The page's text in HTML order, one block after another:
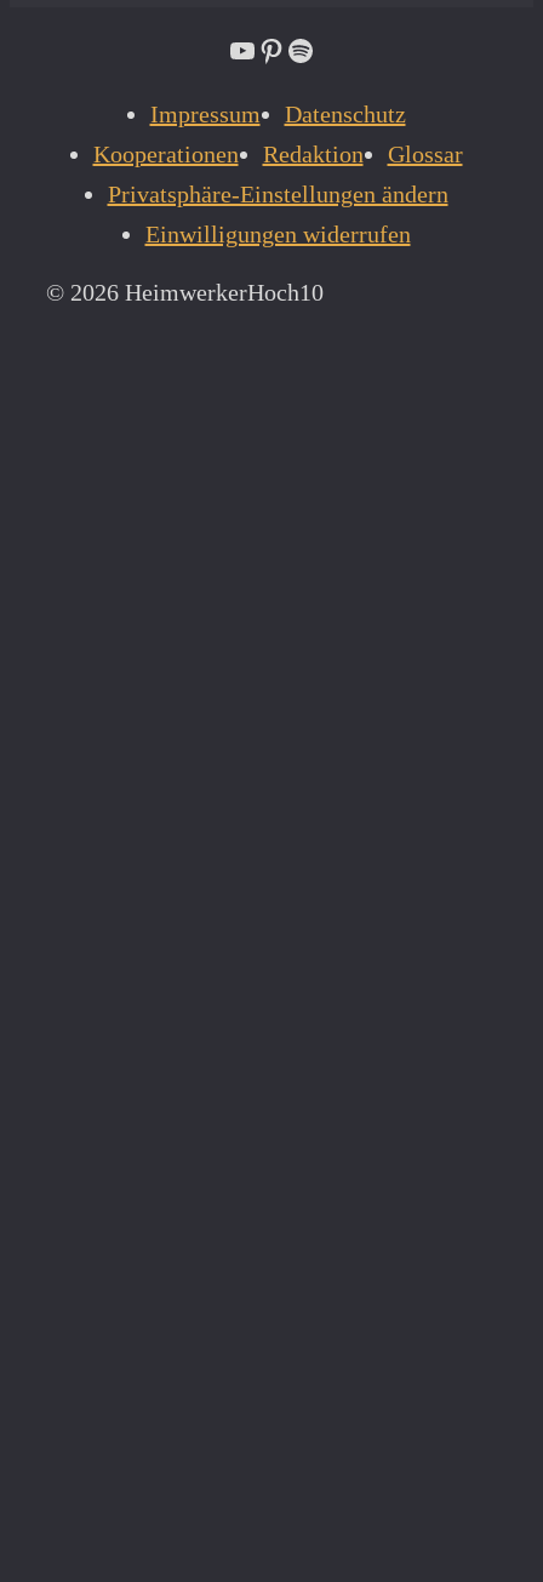
YouTube
Pinterest
Spotify
Impressum
Datenschutz
Kooperationen
Redaktion
Glossar
Privatsphäre-Einstellungen ändern
Einwilligungen widerrufen
© 2026 HeimwerkerHoch10